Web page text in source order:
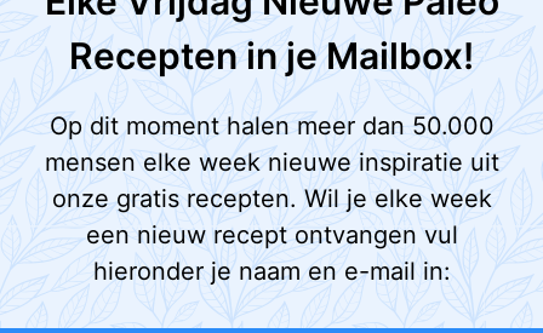
Recepten in je Mailbox!
Op dit moment halen meer dan 50.000
mensen elke week nieuwe inspiratie uit
onze gratis recepten. Wil je elke week
een nieuw recept ontvangen vul
hieronder je naam en e-mail in: